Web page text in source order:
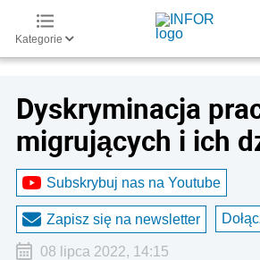
Kategorie
Dyskryminacja
migrujących i ich
Subskrybuj nas na Youtube
Zapisz się na newsletter
08 lipca 2022, 14:15